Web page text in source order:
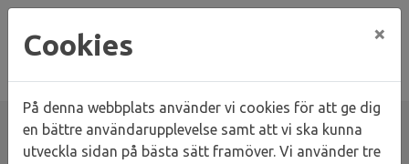
Cookies ×
På denna webbplats använder vi cookies för att ge dig
en bättre användarupplevelse samt att vi ska kunna
utveckla sidan på bästa sätt framöver. Vi använder tre